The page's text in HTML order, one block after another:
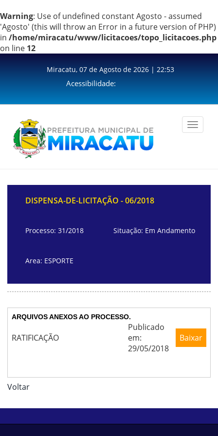
Warning: Use of undefined constant Agosto - assumed
'Agosto' (this will throw an Error in a future version of PHP)
in /home/miracatu/www/licitacoes/topo_licitacoes.php
on line 12
Miracatu, 07 de Agosto de 2026 | 22:53
Acessibilidade:
Toggle
navigation
DISPENSA-DE-LICITAÇÃO - 06/2018
Processo: 31/2018 Situação: Em Andamento
Area: ESPORTE
ARQUIVOS ANEXOS AO PROCESSO.
RATIFICAÇÃO
Publicado
em:
29/05/2018
Baixar
Voltar